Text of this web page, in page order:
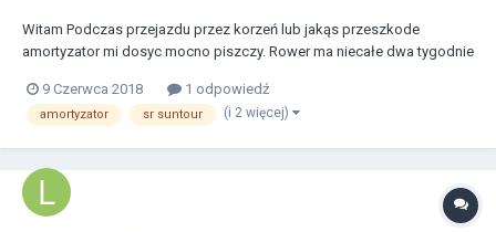
Witam Podczas przejazdu przez korzeń lub jakąs przeszkode
amortyzator mi dosyc mocno piszczy. Rower ma niecałe dwa tygodnie
9 Czerwca 2018
1 odpowiedź
amortyzator sr suntour (i 2 więcej)